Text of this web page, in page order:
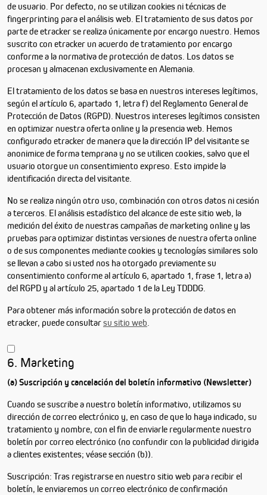
de usuario. Por defecto, no se utilizan cookies ni técnicas de
fingerprinting para el análisis web. El tratamiento de sus datos por
parte de etracker se realiza únicamente por encargo nuestro. Hemos
suscrito con etracker un acuerdo de tratamiento por encargo
conforme a la normativa de protección de datos. Los datos se
procesan y almacenan exclusivamente en Alemania.
El tratamiento de los datos se basa en nuestros intereses legítimos,
según el artículo 6, apartado 1, letra f) del Reglamento General de
Protección de Datos (RGPD). Nuestros intereses legítimos consisten
en optimizar nuestra oferta online y la presencia web. Hemos
configurado etracker de manera que la dirección IP del visitante se
anonimice de forma temprana y no se utilicen cookies, salvo que el
usuario otorgue un consentimiento expreso. Esto impide la
identificación directa del visitante.
No se realiza ningún otro uso, combinación con otros datos ni cesión
a terceros. El análisis estadístico del alcance de este sitio web, la
medición del éxito de nuestras campañas de marketing online y las
pruebas para optimizar distintas versiones de nuestra oferta online
o de sus componentes mediante cookies y tecnologías similares solo
se llevan a cabo si usted nos ha otorgado previamente su
consentimiento conforme al artículo 6, apartado 1, frase 1, letra a)
del RGPD y al artículo 25, apartado 1 de la Ley TDDDG.
Para obtener más información sobre la protección de datos en
etracker, puede consultarsu sitio web.
6. Marketing
(a) Suscripción y cancelación del boletín informativo (Newsletter)
Cuando se suscribe a nuestro boletín informativo, utilizamos su
dirección de correo electrónico y, en caso de que lo haya indicado, su
tratamiento y nombre, con el fin de enviarle regularmente nuestro
boletín por correo electrónico (no confundir con la publicidad dirigida
a clientes existentes; véase sección (b)).
Suscripción: Tras registrarse en nuestro sitio web para recibir el
boletín, le enviaremos un correo electrónico de confirmación